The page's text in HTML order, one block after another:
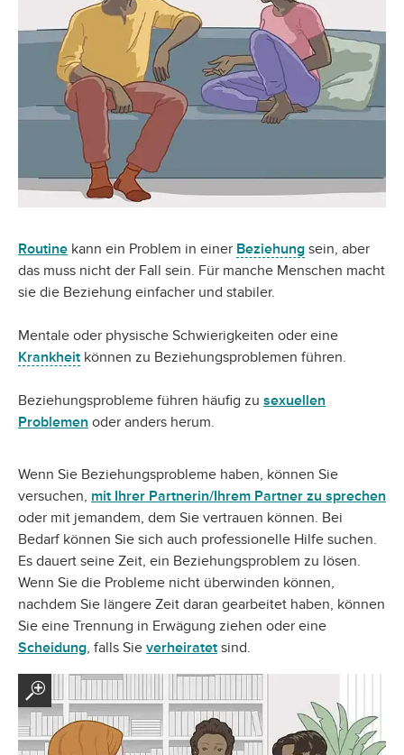
Routine kann ein Problem in einer Beziehung sein, aber
das muss nicht der Fall sein. Für manche Menschen macht
sie die Beziehung einfacher und stabiler.
Mentale oder physische Schwierigkeiten oder eine
Krankheit können zu Beziehungsproblemen führen.
Beziehungsprobleme führen häufig zu sexuellen
Problemen oder anders herum.
Wenn Sie Beziehungsprobleme haben, können Sie
versuchen, mit Ihrer Partnerin/Ihrem Partner zu sprechen
oder mit jemandem, dem Sie vertrauen können. Bei
Bedarf können Sie sich auch professionelle Hilfe suchen.
Es dauert seine Zeit, ein Beziehungsproblem zu lösen.
Wenn Sie die Probleme nicht überwinden können,
nachdem Sie längere Zeit daran gearbeitet haben, können
Sie eine Trennung in Erwägung ziehen oder eine
Scheidung, falls Sie verheiratet sind.